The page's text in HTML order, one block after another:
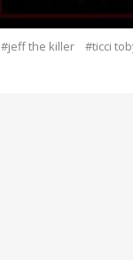
#jeff the killer #ticci